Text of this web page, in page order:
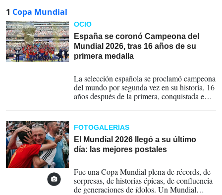
1 Copa Mundial
OCIO
España se coronó Campeona del
Mundial 2026, tras 16 años de su
primera medalla
La selección española se proclamó campeona
del mundo por segunda vez en su historia, 16
años después de la primera, conquistada en
europeo de la competición más grande del
planeta, con cinco ganadores de ese
continente por uno de América en las últimas
seis ediciones del torneo.
FOTOGALERÍAS
El Mundial 2026 llegó a su último
día: las mejores postales
Fue una Copa Mundial plena de récords, de
sorpresas, de historias épicas, de confluencia
de generaciones de ídolos. Un Mundial